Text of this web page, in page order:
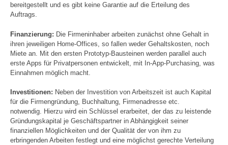
bereitgestellt und es gibt keine Garantie auf die Erteilung des
Auftrags.
Finanzierung: Die Firmeninhaber arbeiten zunächst ohne Gehalt in
ihren jeweiligen Home-Offices, so fallen weder Gehaltskosten, noch
Miete an. Mit den ersten Prototyp-Bausteinen werden parallel auch
erste Apps für Privatpersonen entwickelt, mit In-App-Purchasing, was
Einnahmen möglich macht.
Investitionen: Neben der Investition von Arbeitszeit ist auch Kapital
für die Firmengründung, Buchhaltung, Firmenadresse etc.
notwendig. Hierzu wird ein Schlüssel erarbeitet, der das zu leistende
Gründungskapital je Geschäftspartner in Abhängigkeit seiner
finanziellen Möglichkeiten und der Qualität der von ihm zu
erbringenden Arbeiten festlegt und eine möglichst gerechte Verteilung